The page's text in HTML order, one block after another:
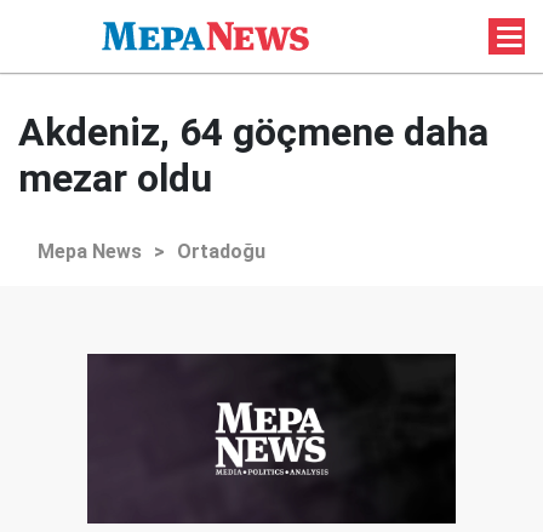
Akdeniz, 64 göçmene daha
mezar oldu
Mepa News > Ortadoğu